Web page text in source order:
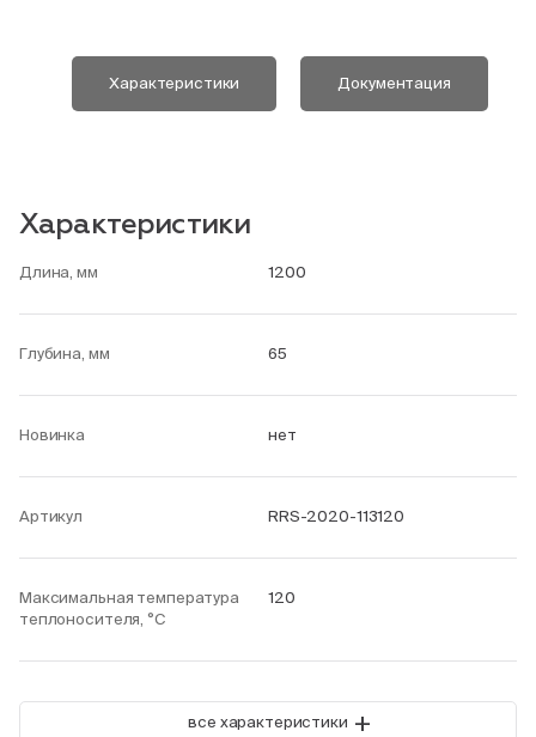
Характеристики Документация
Характеристики
Длина, мм 1200
Глубина, мм 65
Новинка нет
Артикул RRS-2020-113120
Максимальная температура
теплоносителя, °С
120
все характеристики +